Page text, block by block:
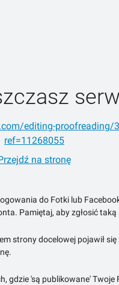
editing-proofreading/
ref=11268055
na stronę
do Fotki lub
Pamiętaj, aby zgłosić
strony docelowej pojawił się
gdzie 'są publikowane'